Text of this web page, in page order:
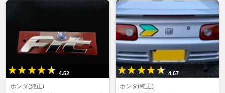
4.52
ホンダ(純正)
4.67
ホンダ(純正)